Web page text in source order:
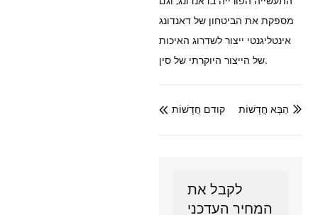
מספקת את הביטחון של דאנדונג
אינטליגנטי ייצור לשדרוג האיכות
של הייצור היוקרתי של סין.
 קודם חֲדָשׁוֹת  הַבָּא חֲדָשׁוֹת
לקבל את
המחיר העדכני